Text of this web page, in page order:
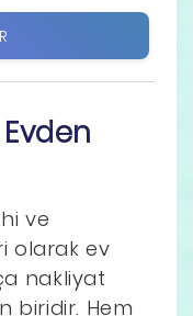
ve
olarak ev
nakliyat
biridir. Hem